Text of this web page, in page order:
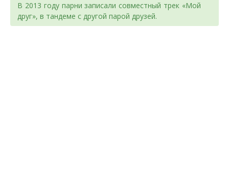
В 2013 году парни записали совместный трек «Мой
друг», в тандеме с другой парой друзей.